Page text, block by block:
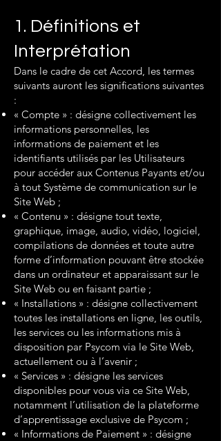
1. Définitions et
Interprétation
Dans le cadre de cet Accord, les termes
suivants auront les significations suivantes
:
« Compte » : désigne collectivement les
informations personnelles, les
informations de paiement et les
identifiants utilisés par les Utilisateurs
pour accéder aux Contenus Payants et/ou
à tout Système de communication sur le
Site Web ;
« Contenu » : désigne tout texte,
graphique, image, audio, vidéo, logiciel,
compilations de données et toute autre
forme d’information pouvant être stockée
dans un ordinateur et apparaissant sur le
Site Web ou en faisant partie ;
« Installations » : désigne collectivement
toutes les installations en ligne, les outils,
les services ou les informations mis à
disposition par Psycom via le Site Web,
actuellement ou à l’avenir ;
« Services » : désigne les services
disponibles pour vous via ce Site Web,
notamment l’utilisation de la plateforme
d’apprentissage exclusive de Psycom ;
« Informations de Paiement » : désigne